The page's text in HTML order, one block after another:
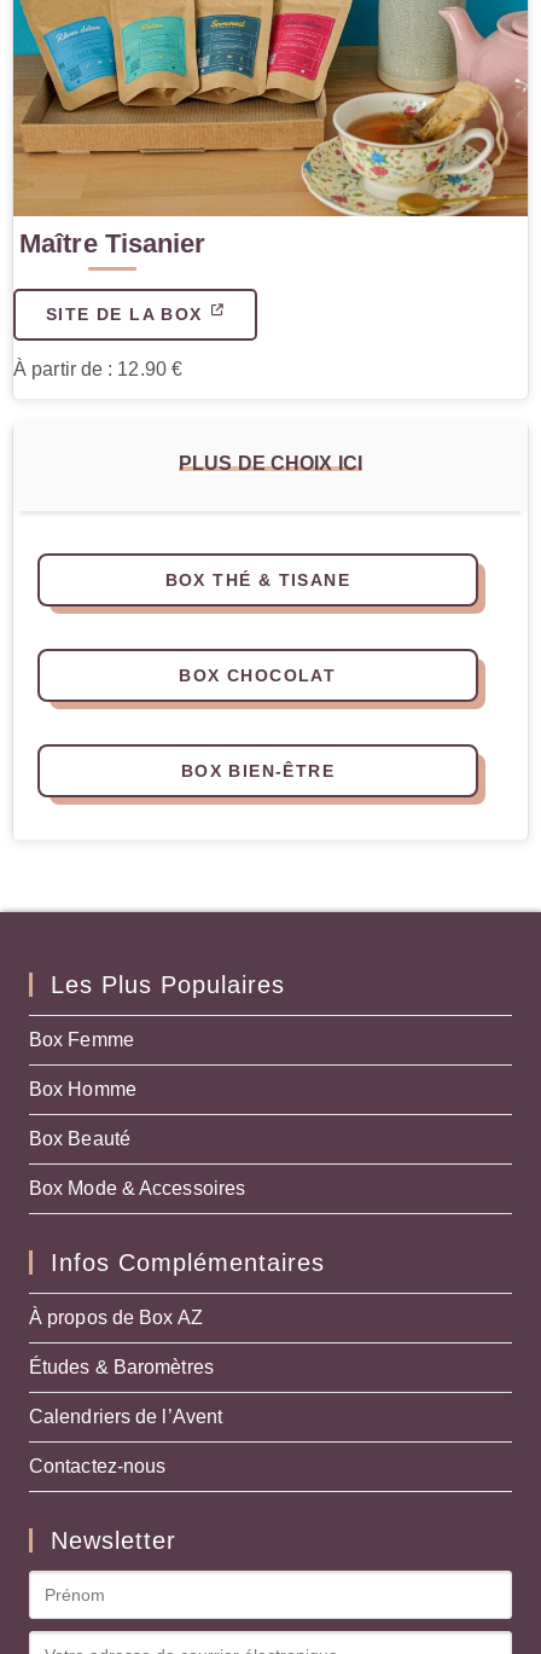
Maître Tisanier
SITE DE LA BOX
À partir de : 12.90 €
PLUS DE CHOIX ICI
BOX THÉ & TISANE
BOX CHOCOLAT
BOX BIEN-ÊTRE
Les Plus Populaires
Box Femme
Box Homme
Box Beauté
Box Mode & Accessoires
Infos Complémentaires
À propos de Box AZ
Études & Baromètres
Calendriers de l’Avent
Contactez-nous
Newsletter